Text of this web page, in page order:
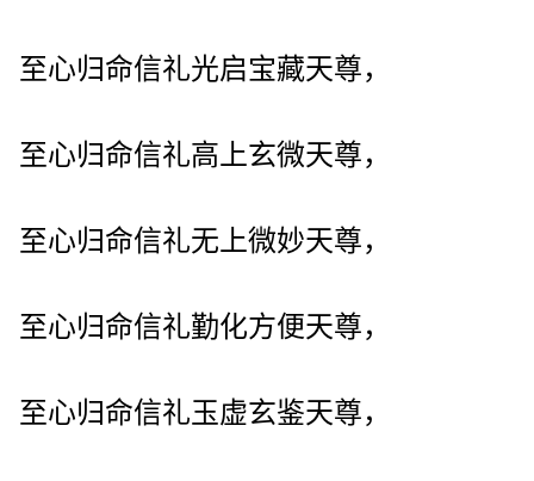
至心归命信礼光启宝藏天尊，
至心归命信礼高上玄微天尊，
至心归命信礼无上微妙天尊，
至心归命信礼勤化方便天尊，
至心归命信礼玉虚玄鉴天尊，